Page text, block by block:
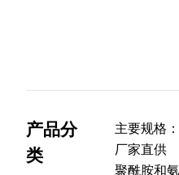
产品分
类
主要规格：
厂家直供
聚酰胺和